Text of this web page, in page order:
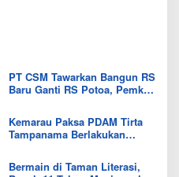
PT CSM Tawarkan Bangun RS
Baru Ganti RS Potoa, Pemkab
Aset
Kemarau Paksa PDAM Tirta
Tampanama Berlakukan
IKK Wawo
Bermain di Taman Literasi,